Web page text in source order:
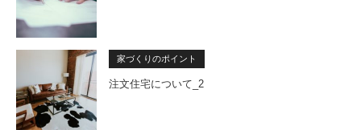
家づくりのポイント
注文住宅について_2